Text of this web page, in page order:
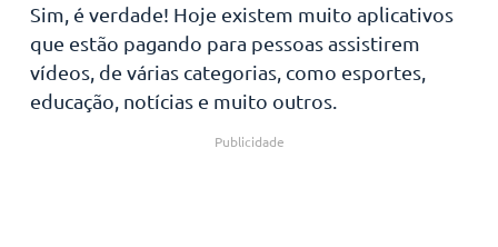
Sim, é verdade! Hoje existem muito aplicativos
que estão pagando para pessoas assistirem
vídeos, de várias categorias, como esportes,
educação, notícias e muito outros.
Publicidade